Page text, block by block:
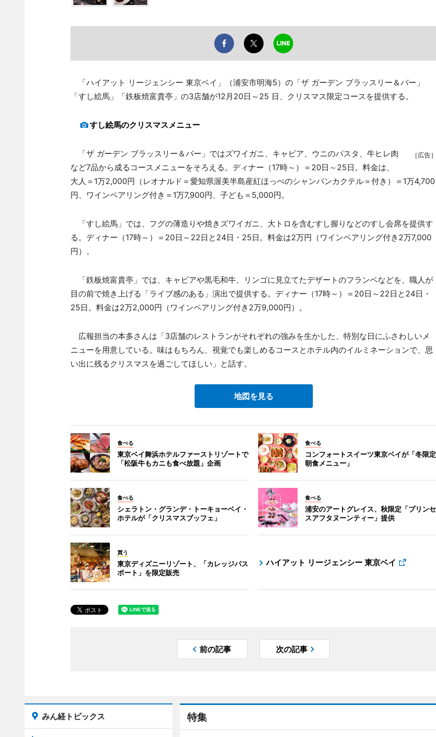
「ハイアット リージェンシー 東京ベイ」（浦安市明海5）の「ザ ガーデン ブラッスリー＆バー」
「すし絵馬」「鉄板焼富貴亭」の3店舗が12月20日～25 日、クリスマス限定コースを提供する。
すし絵馬のクリスマスメニュー
［広告］
「ザ ガーデン ブラッスリー＆バー」ではズワイガニ、キャビア、ウニのパスタ、牛ヒレ肉
など7品から成るコースメニューをそろえる。ディナー（17時～）＝20日～25日。料金は、
大人＝1万2,000円（レオナルド＝愛知県渥美半島産紅ほっぺのシャンパンカクテル＝付き）＝1万4,700
円、ワインペアリング付き＝1万7,900円、子ども＝5,000円。
「すし絵馬」では、フグの薄造りや焼きズワイガニ、大トロを含むすし握りなどのすし会席を提供す
る。ディナー（17時～）＝20日～22日と24日・25日。料金は2万円（ワインペアリング付き2万7,000
円）。
「鉄板焼富貴亭」では、キャビアや黒毛和牛、リンゴに見立てたデザートのフランベなどを、職人が
目の前で焼き上げる「ライブ感のある」演出で提供する。ディナー（17時～）＝20日～22日と24日・
25日。料金は2万2,000円（ワインペアリング付き2万9,000円）。
広報担当の本多さんは「3店舗のレストランがそれぞれの強みを生かした、特別な日にふさわしいメ
ニューを用意している。味はもちろん、視覚でも楽しめるコースとホテル内のイルミネーションで、思
い出に残るクリスマスを過ごしてほしい」と話す。
地図を見る
食べる
東京ベイ舞浜ホテルファーストリゾートで
「松阪牛もカニも食べ放題」企画
食べる
コンフォートスイーツ東京ベイが「冬限定
朝食メニュー」
食べる
シェラトン・グランデ・トーキョーベイ・
ホテルが「クリスマスブッフェ」
食べる
浦安のアートグレイス、秋限定「プリンセ
スアフタヌーンティー」提供
買う
東京ディズニーリゾート、「カレッジパス
ポート」を限定販売
ハイアット リージェンシー 東京ベイ
前の記事 次の記事
特集
みん経トピックス